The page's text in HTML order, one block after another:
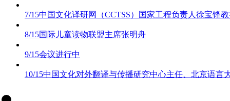
7/15中国文化译研网（CCTSS）国家工程负责人徐宝锋
8/15国际儿童读物联盟主席张明舟
9/15会议进行中
10/15中国文化对外翻译与传播研究中心主任、北京语言